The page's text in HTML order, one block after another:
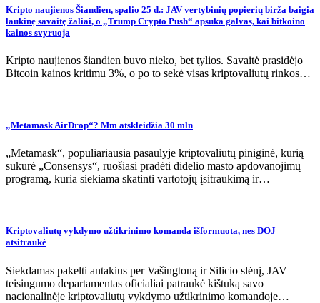
Kripto naujienos Šiandien, spalio 25 d.: JAV vertybinių popierių birža baigia
laukinę savaitę žaliai, o „Trump Crypto Push“ apsuka galvas, kai bitkoino
kainos svyruoja
Kripto naujienos šiandien buvo nieko, bet tylios. Savaitė prasidėjo
Bitcoin kainos kritimu 3%, o po to sekė visas kriptovaliutų rinkos…
„Metamask AirDrop“? Mm atskleidžia 30 mln
„Metamask“, populiariausia pasaulyje kriptovaliutų piniginė, kurią
sukūrė „Consensys“, ruošiasi pradėti didelio masto apdovanojimų
programą, kuria siekiama skatinti vartotojų įsitraukimą ir…
Kriptovaliutų vykdymo užtikrinimo komanda išformuota, nes DOJ
atsitraukė
Siekdamas pakelti antakius per Vašingtoną ir Silicio slėnį, JAV
teisingumo departamentas oficialiai patraukė kištuką savo
nacionalinėje kriptovaliutų vykdymo užtikrinimo komandoje…